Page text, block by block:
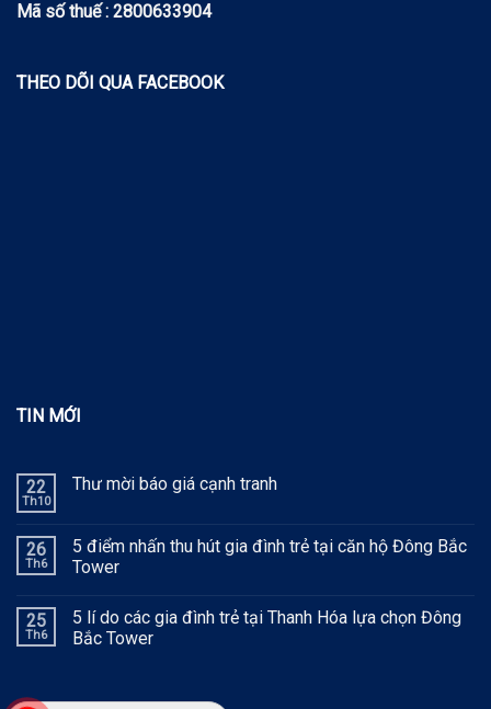
Mã số thuế : 2800633904
THEO DÕI QUA FACEBOOK
TIN MỚI
22
Th10
Thư mời báo giá cạnh tranh
26
Th6
5 điểm nhấn thu hút gia đình trẻ tại căn hộ Đông Bắc
Tower
25
Th6
5 lí do các gia đình trẻ tại Thanh Hóa lựa chọn Đông
Bắc Tower